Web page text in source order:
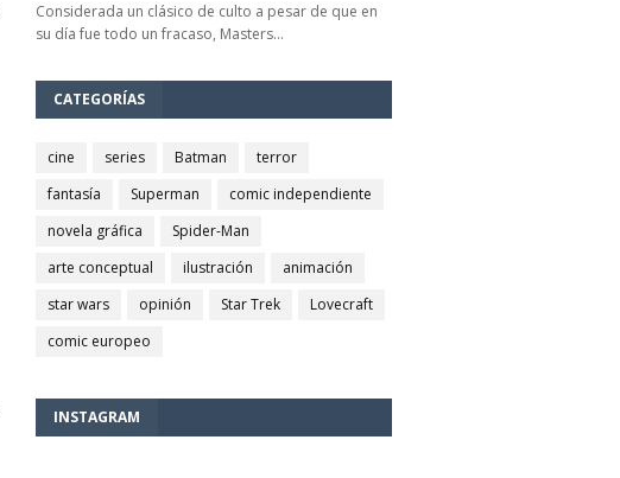
Considerada un clásico de culto a pesar de que en
su día fue todo un fracaso, Masters…
CATEGORÍAS
cine series Batman
terror
fantasía
Superman
comic independiente
novela gráfica
Spider-Man
arte conceptual
ilustración
animación
star wars
opinión Star Trek
Lovecraft
comic europeo
INSTAGRAM